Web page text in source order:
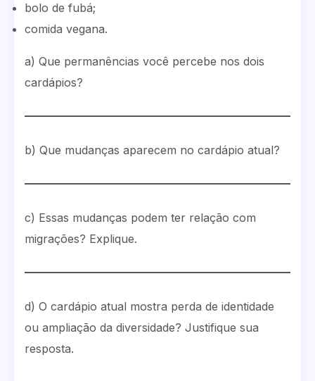
bolo de fubá;
comida vegana.
a) Que permanências você percebe nos dois
cardápios?
b) Que mudanças aparecem no cardápio atual?
c) Essas mudanças podem ter relação com
migrações? Explique.
d) O cardápio atual mostra perda de identidade
ou ampliação da diversidade? Justifique sua
resposta.